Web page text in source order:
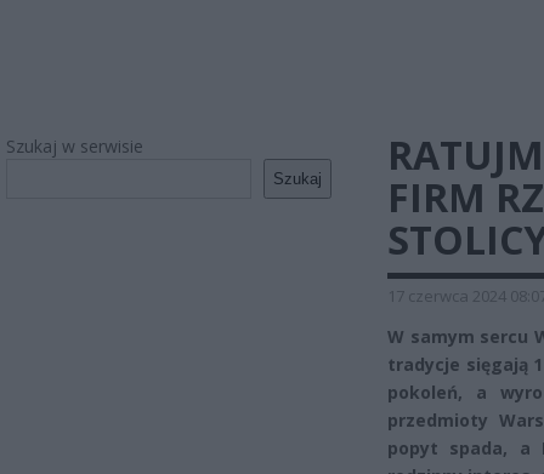
Szukaj w serwisie
Szukaj
FIRM
17 czerwca 2024
W samym sercu
tradycje sięgają
pokoleń, a
przedmioty
popyt spada, a